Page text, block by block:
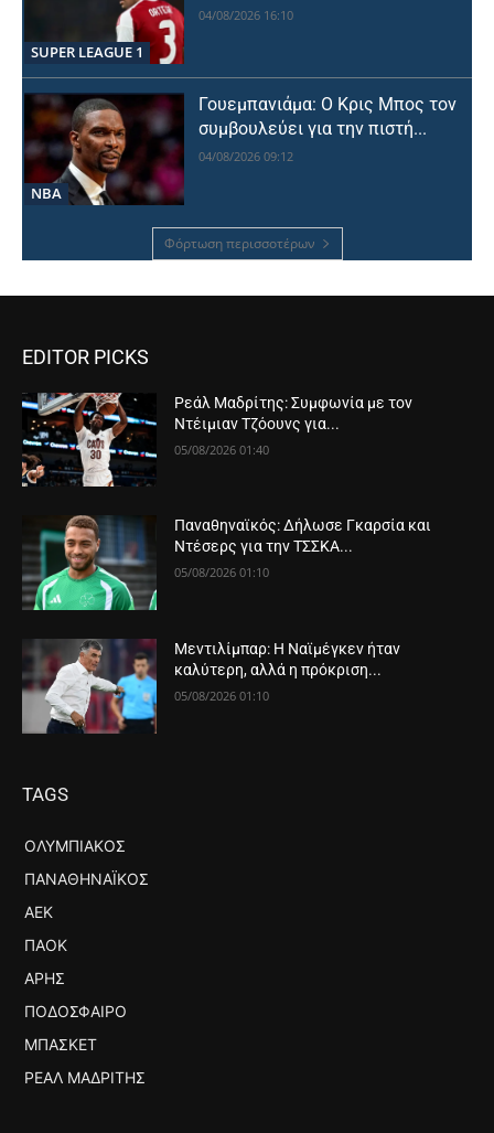
SUPER LEAGUE 1
04/08/2026 16:10
NBA
Γουεμπανιάμα: Ο Κρις Μπος τον
συμβουλεύει για την πιστή...
04/08/2026 09:12
Φόρτωση περισσοτέρων
EDITOR PICKS
Ρεάλ Μαδρίτης: Συμφωνία με τον
Ντέιμιαν Τζόουνς για...
05/08/2026 01:40
Παναθηναϊκός: Δήλωσε Γκαρσία και
Ντέσερς για την ΤΣΣΚΑ...
05/08/2026 01:10
Μεντιλίμπαρ: Η Ναϊμέγκεν ήταν
καλύτερη, αλλά η πρόκριση...
05/08/2026 01:10
TAGS
ΟΛΥΜΠΙΑΚΌΣ
ΠΑΝΑΘΗΝΑΪΚΌΣ
ΑΕΚ
ΠΑΟΚ
ΆΡΗΣ
ΠΟΔΌΣΦΑΙΡΟ
ΜΠΆΣΚΕΤ
ΡΕΆΛ ΜΑΔΡΊΤΗΣ